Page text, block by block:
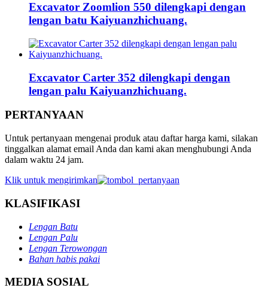
Excavator Zoomlion 550 dilengkapi dengan
lengan batu Kaiyuanzhichuang.
Excavator Carter 352 dilengkapi dengan
lengan palu Kaiyuanzhichuang.
PERTANYAAN
Untuk pertanyaan mengenai produk atau daftar harga kami, silakan
tinggalkan alamat email Anda dan kami akan menghubungi Anda
dalam waktu 24 jam.
Klik untuk mengirimkan
KLASIFIKASI
Lengan Batu
Lengan Palu
Lengan Terowongan
Bahan habis pakai
MEDIA SOSIAL